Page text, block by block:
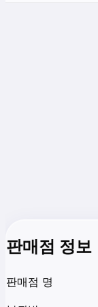
판매점 정보
판매점 명